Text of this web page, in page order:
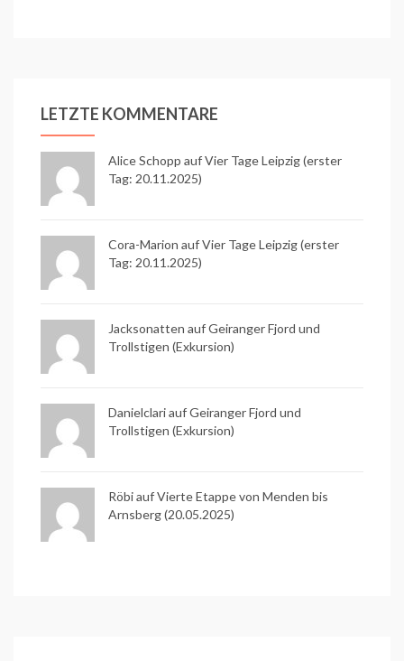
LETZTE KOMMENTARE
Alice Schopp aufVier Tage Leipzig (erster
Tag: 20.11.2025)
Cora-Marion aufVier Tage Leipzig (erster
Tag: 20.11.2025)
Jacksonatten aufGeiranger Fjord und
Trollstigen (Exkursion)
Danielclari aufGeiranger Fjord und
Trollstigen (Exkursion)
Röbi aufVierte Etappe von Menden bis
Arnsberg (20.05.2025)